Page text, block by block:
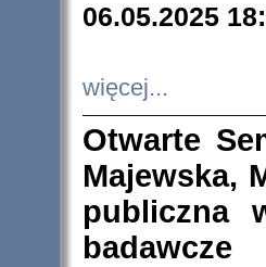
06.05.2025
więcej...
Otwarte
Majewska,
publiczna
badawcze